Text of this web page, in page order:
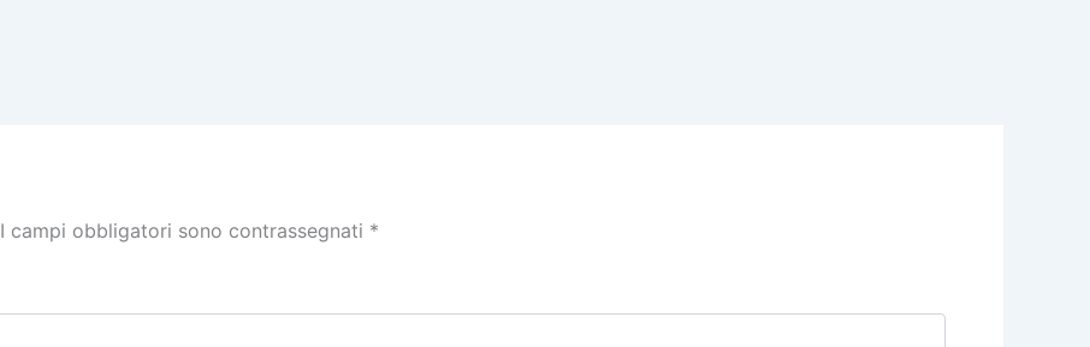
I campi obbligatori sono contrassegnati *